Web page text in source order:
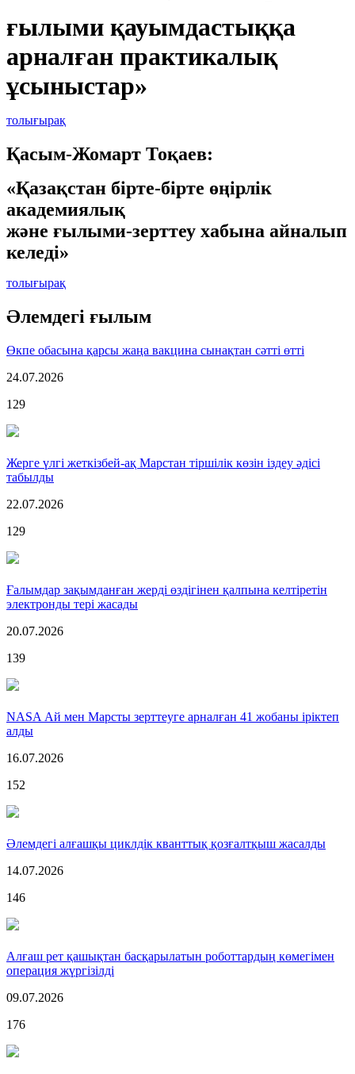
ғылыми қауымдастыққа
арналған практикалық
ұсыныстар»
толығырақ
Қасым-Жомарт Тоқаев:
«Қазақстан бірте-бірте өңірлік
академиялық
және ғылыми-зерттеу хабына айналып
келеді»
толығырақ
Әлемдегі ғылым
Өкпе обасына қарсы жаңа вакцина сынақтан сәтті өтті
24.07.2026
129
Жерге үлгі жеткізбей-ақ Марстан тіршілік көзін іздеу әдісі
табылды
22.07.2026
129
Ғалымдар зақымданған жерді өздігінен қалпына келтіретін
электронды тері жасады
20.07.2026
139
NASA Ай мен Марсты зерттеуге арналған 41 жобаны іріктеп
алды
16.07.2026
152
Әлемдегі алғашқы циклдік кванттық қозғалтқыш жасалды
14.07.2026
146
Алғаш рет қашықтан басқарылатын роботтардың көмегімен
операция жүргізілді
09.07.2026
176